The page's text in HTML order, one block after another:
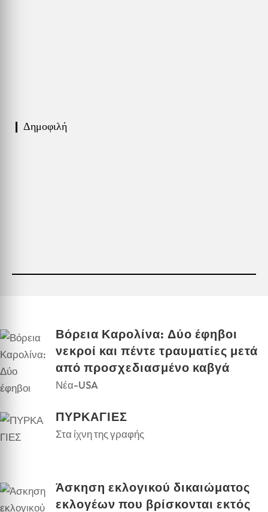
❙ Δημοφιλή
Βόρεια Καρολίνα: Δύο έφηβοι
νεκροί και πέντε τραυματίες μετά
από προσχεδιασμένο καβγά
Νέα-USA
ΠΥΡΚΑΓΙΕΣ
Στα ίχνη της γραφής
Άσκηση εκλογικού δικαιώματος
εκλογέων που βρίσκονται εκτός